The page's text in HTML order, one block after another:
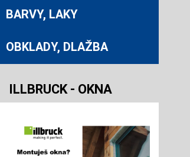
BARVY, LAKY
OBKLADY, DLAŽBA
ILLBRUCK - OKNA